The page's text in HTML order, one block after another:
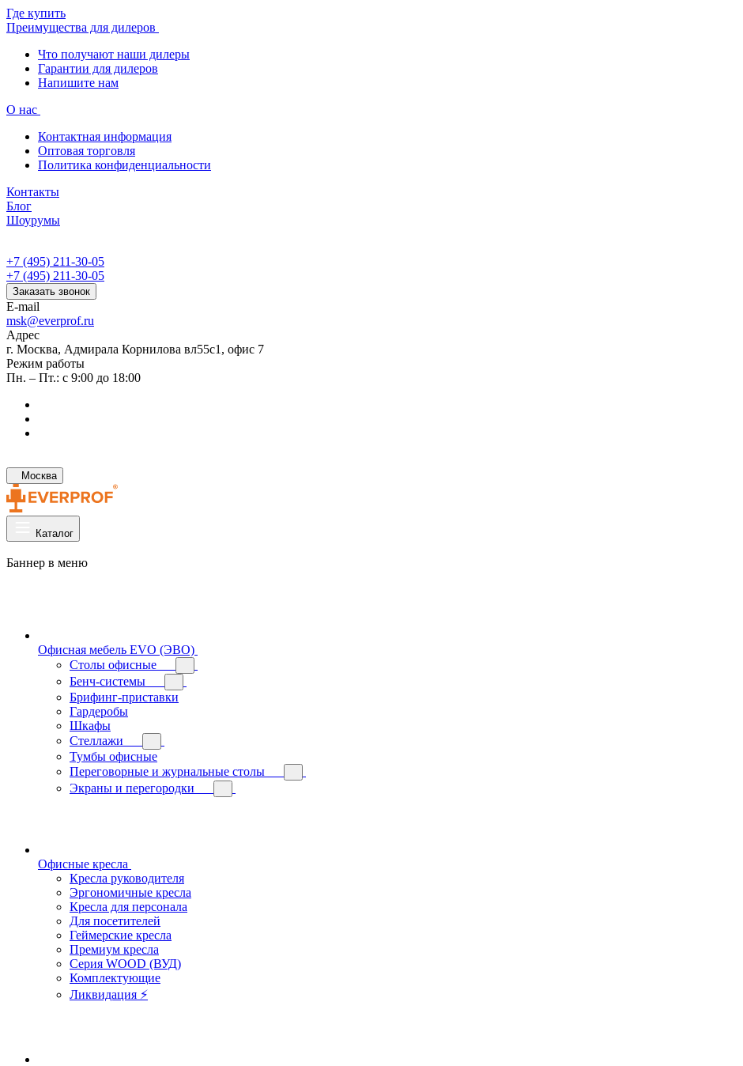
Где купить
Преимущества для дилеров
Что получают наши дилеры
Гарантии для дилеров
Напишите нам
О нас
Контактная информация
Оптовая торговля
Политика конфиденциальности
Контакты
Блог
Шоурумы
+7 (495) 211-30-05
+7 (495) 211-30-05
Заказать звонок
E-mail
msk@everprof.ru
Адрес
г. Москва, Адмирала Корнилова вл55с1, офис 7
Режим работы
Пн. – Пт.: с 9:00 до 18:00
Москва
Каталог
Баннер в меню
Офисная мебель EVO (ЭВО)
Cтолы офисные
Бенч-системы
Брифинг-приставки
Гардеробы
Шкафы
Стеллажи
Тумбы офисные
Переговорные и журнальные столы
Экраны и перегородки
Офисные кресла
Кресла руководителя
Эргономичные кресла
Кресла для персонала
Для посетителей
Геймерские кресла
Премиум кресла
Серия WOOD (ВУД)
Комплектующие
Ликвидация ⚡